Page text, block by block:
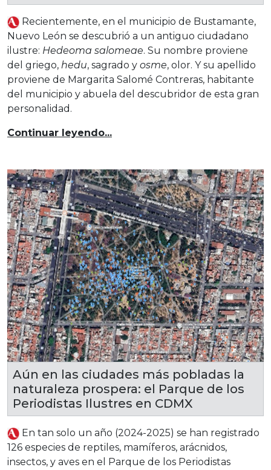
Recientemente, en el municipio de Bustamante,
Nuevo León se descubrió a un antiguo ciudadano
ilustre: Hedeoma salomeae. Su nombre proviene
del griego, hedu, sagrado y osme, olor. Y su apellido
proviene de Margarita Salomé Contreras, habitante
del municipio y abuela del descubridor de esta gran
personalidad.
Continuar leyendo...
Aún en las ciudades más pobladas la
naturaleza prospera: el Parque de los
Periodistas Ilustres en CDMX
En tan solo un año (2024-2025) se han registrado
126 especies de reptiles, mamíferos, arácnidos,
insectos, y aves en el Parque de los Periodistas